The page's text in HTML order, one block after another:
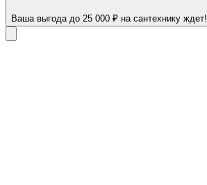
Ваша выгода до 25 000 ₽ на сантехнику ждет!